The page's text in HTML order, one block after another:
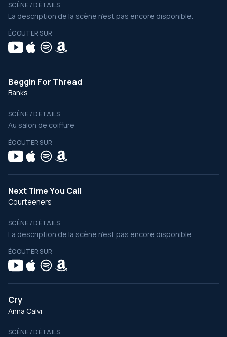
SCÈNE / DÉTAILS
La description de la scène n’est pas encore disponible.
ÉCOUTER SUR
Beggin For Thread
Banks
SCÈNE / DÉTAILS
Au salon de coiffure
ÉCOUTER SUR
Next Time You Call
Courteeners
SCÈNE / DÉTAILS
La description de la scène n’est pas encore disponible.
ÉCOUTER SUR
Cry
Anna Calvi
SCÈNE / DÉTAILS